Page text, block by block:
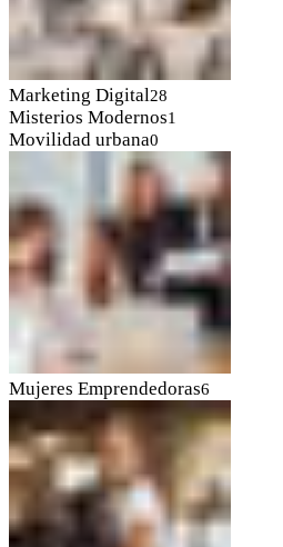
Marketing Digital28
Misterios Modernos1
Movilidad urbana0
Mujeres Emprendedoras6